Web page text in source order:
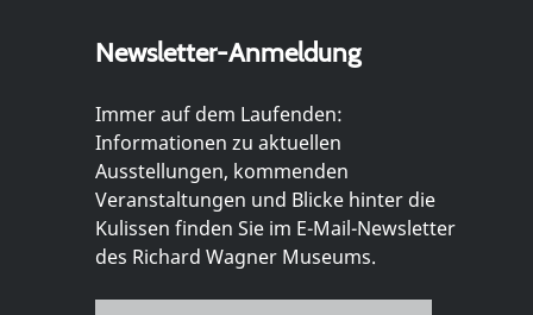
Newsletter-Anmeldung
Immer auf dem Laufenden:
Informationen zu aktuellen
Ausstellungen, kommenden
Veranstaltungen und Blicke hinter die
Kulissen finden Sie im E-Mail-Newsletter
des Richard Wagner Museums.